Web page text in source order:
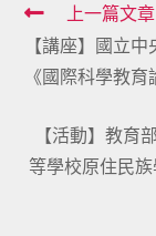
Read
more
articles
上一篇文章
【講座】國立
《國際科學教育
【活動】教育
等學校原住民